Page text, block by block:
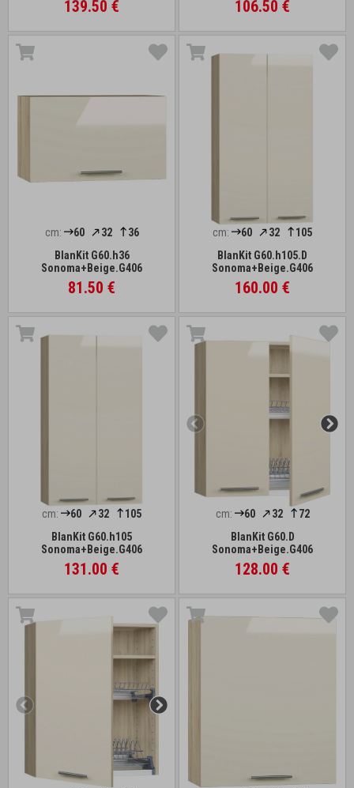
139.50 € 106.50 €
cm: 60 32
36
BlanKit G60.h36
Sonoma+Beige.G406
81.50 €
cm: 60 32
105
BlanKit G60.h105.D
Sonoma+Beige.G406
160.00 €
cm: 60 32
105
BlanKit G60.h105
Sonoma+Beige.G406
131.00 €
cm: 60 32
72
BlanKit G60.D
Sonoma+Beige.G406
128.00 €